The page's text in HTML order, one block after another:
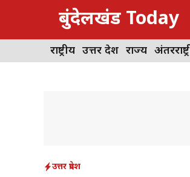
content
बुंदेलखंड Today
राष्ट्रीय उत्तर प्रदेश राज्य
उत्तर प्रदेश